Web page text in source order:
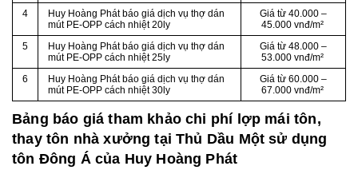
4
Huy Hoàng Phát báo giá dịch vụ thợ dán
mút PE-OPP cách nhiệt 20ly
Giá từ 40.000 –
45.000 vnđ/m²
5
Huy Hoàng Phát báo giá dịch vụ thợ dán
mút PE-OPP cách nhiệt 25ly
Giá từ 48.000 –
53.000 vnđ/m²
6
Huy Hoàng Phát báo giá dịch vụ thợ dán
mút PE-OPP cách nhiệt 30ly
Giá từ 60.000 –
67.000 vnđ/m²
Bảng báo giá tham khảo chi phí lợp mái tôn,
thay tôn nhà xưởng tại Thủ Dầu Một sử dụng
tôn Đông Á của Huy Hoàng Phát